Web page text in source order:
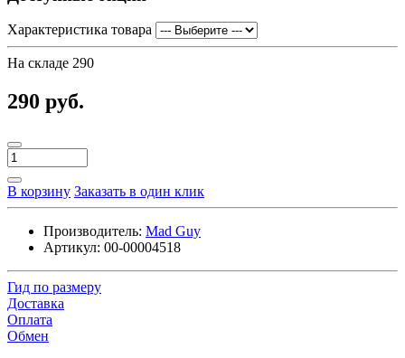
Характеристика товара
На складе 290
290 руб.
В корзину Заказать в один клик
Производитель: Mad Guy
Артикул: 00-00004518
Гид по размеру
Доставка
Оплата
Обмен